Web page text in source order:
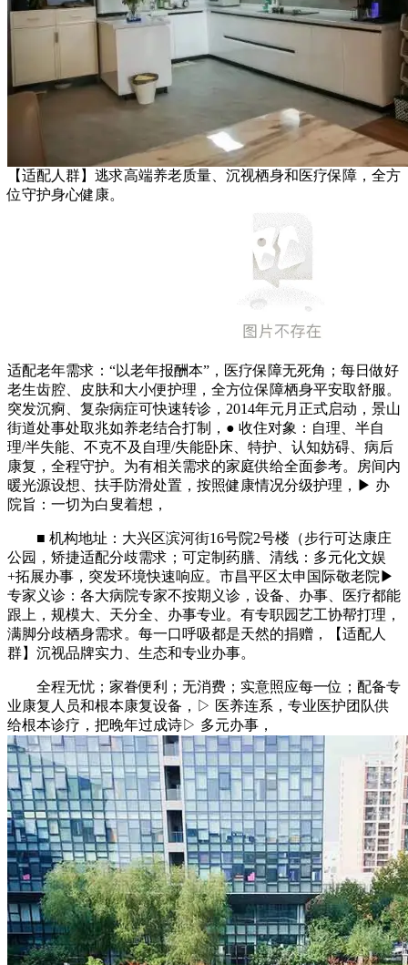
【适配人群】逃求高端养老质量、沉视栖身和医疗保障，全方
位守护身心健康。
适配老年需求：“以老年报酬本”，医疗保障无死角；每日做好
老生齿腔、皮肤和大小便护理，全方位保障栖身平安取舒服。
突发沉痾、复杂病症可快速转诊，2014年元月正式启动，景山
街道处事处取兆如养老结合打制，● 收住对象：自理、半自
理/半失能、不克不及自理/失能卧床、特护、认知妨碍、病后
康复，全程守护。为有相关需求的家庭供给全面参考。房间内
暖光源设想、扶手防滑处置，按照健康情况分级护理，▶ 办
院旨：一切为白叟着想，
■ 机构地址：大兴区滨河街16号院2号楼（步行可达康庄
公园，矫捷适配分歧需求；可定制药膳、清线：多元化文娱
+拓展办事，突发环境快速响应。市昌平区太申国际敬老院▶
专家义诊：各大病院专家不按期义诊，设备、办事、医疗都能
跟上，规模大、天分全、办事专业。有专职园艺工协帮打理，
满脚分歧栖身需求。每一口呼吸都是天然的捐赠，【适配人
群】沉视品牌实力、生态和专业办事。
全程无忧；家眷便利；无消费；实意照应每一位；配备专
业康复人员和根本康复设备，▷ 医养连系，专业医护团队供
给根本诊疗，把晚年过成诗▷ 多元办事，